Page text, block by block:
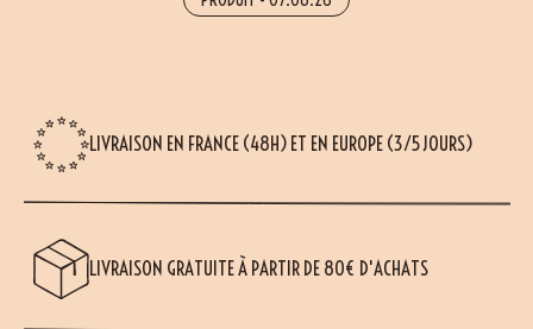
LIVRAISON EN FRANCE (48H) ET EN EUROPE (3/5 JOURS)
LIVRAISON GRATUITE À PARTIR DE 80€ D'ACHATS